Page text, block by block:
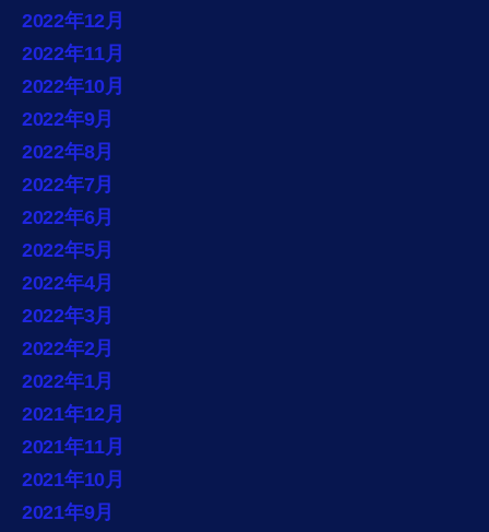
2022年12月
2022年11月
2022年10月
2022年9月
2022年8月
2022年7月
2022年6月
2022年5月
2022年4月
2022年3月
2022年2月
2022年1月
2021年12月
2021年11月
2021年10月
2021年9月